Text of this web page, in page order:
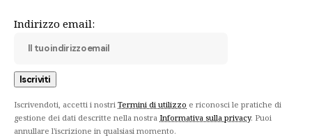
Indirizzo email:
Iscrivendoti, accetti i nostri Termini di utilizzo e riconosci le pratiche di
gestione dei dati descritte nella nostra Informativa sulla privacy. Puoi
annullare l'iscrizione in qualsiasi momento.